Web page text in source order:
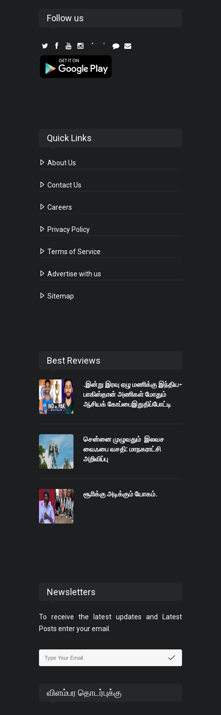
Follow us
Quick Links
About Us
Contact Us
Careers
Privacy Policy
Terms of Service
Advertise with us
Sitemap
Best Reviews
.இன்று இரவு ஏழு மணிக்கு இந்திய-
பாகிஸ்தான் அணிகள் மோதும்
ஆசியக் கோப்பைஇறுதிப்போட்டி
சென்னை முழுவதும் இலவச
வைஃபை வசதி: மாநகராட்சி
அறிவிப்பு
சூாிக்கு அடிக்கும் யோகம்.
Newsletters
To receive the latest updates and Latest
Posts enter your email.
விளம்பர தொடர்புக்கு